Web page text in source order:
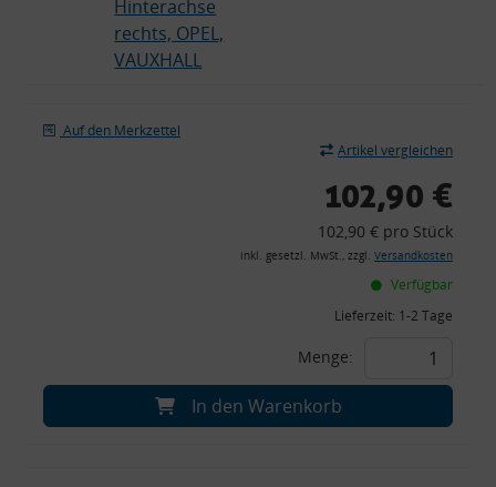
Hinterachse
rechts, OPEL,
VAUXHALL
Auf den Merkzettel
Artikel vergleichen
102,90 €
102,90 € pro Stück
inkl. gesetzl. MwSt., zzgl. Versandkosten
Verfügbar
Lieferzeit: 1-2 Tage
Menge:
In den Warenkorb